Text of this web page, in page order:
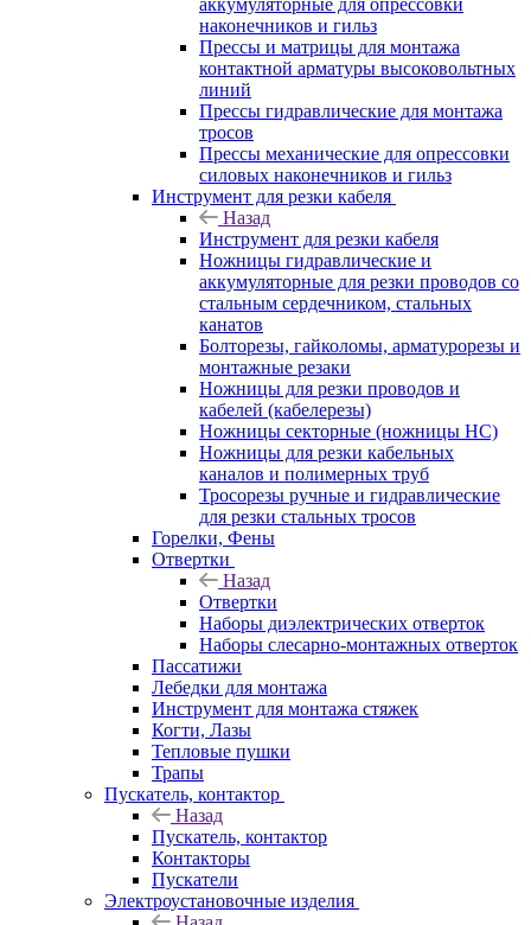
аккумуляторные для опрессовки
наконечников и гильз
Прессы и матрицы для монтажа
контактной арматуры высоковольтных
линий
Прессы гидравлические для монтажа
тросов
Прессы механические для опрессовки
силовых наконечников и гильз
Инструмент для резки кабеля
Назад
Инструмент для резки кабеля
Ножницы гидравлические и
аккумуляторные для резки проводов со
стальным сердечником, стальных
канатов
Болторезы, гайколомы, арматурорезы и
монтажные резаки
Ножницы для резки проводов и
кабелей (кабелерезы)
Ножницы секторные (ножницы НС)
Ножницы для резки кабельных
каналов и полимерных труб
Тросорезы ручные и гидравлические
для резки стальных тросов
Горелки, Фены
Отвертки
Назад
Отвертки
Наборы диэлектрических отверток
Наборы слесарно-монтажных отверток
Пассатижи
Лебедки для монтажа
Инструмент для монтажа стяжек
Когти, Лазы
Тепловые пушки
Трапы
Пускатель, контактор
Назад
Пускатель, контактор
Контакторы
Пускатели
Электроустановочные изделия